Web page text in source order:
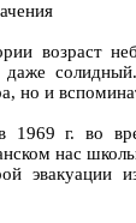
возраст
даже
но и
г. во
нас
эвакуации